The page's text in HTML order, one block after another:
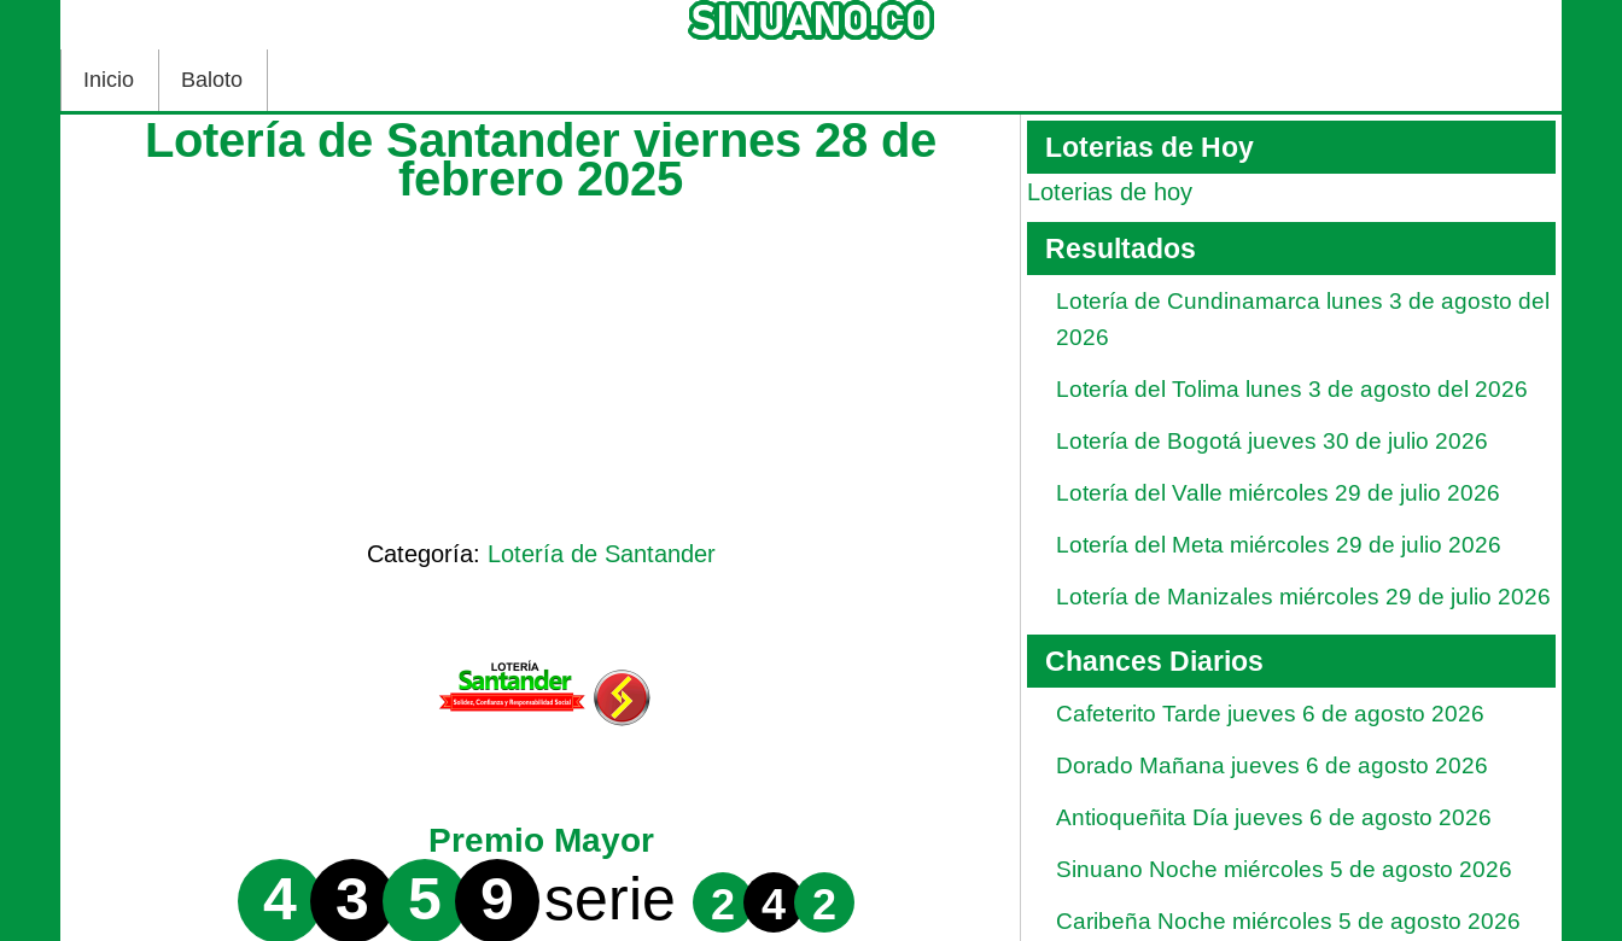
Inicio Baloto
Lotería de Santander viernes 28 de
febrero 2025
Categoría: Lotería de Santander
Premio Mayor
4 3 5 9 serie 2 4 2
Loterias de Hoy
Loterias de hoy
Resultados
Lotería de Cundinamarca lunes 3 de agosto del
2026
Lotería del Tolima lunes 3 de agosto del 2026
Lotería de Bogotá jueves 30 de julio 2026
Lotería del Valle miércoles 29 de julio 2026
Lotería del Meta miércoles 29 de julio 2026
Lotería de Manizales miércoles 29 de julio 2026
Chances Diarios
Cafeterito Tarde jueves 6 de agosto 2026
Dorado Mañana jueves 6 de agosto 2026
Antioqueñita Día jueves 6 de agosto 2026
Sinuano Noche miércoles 5 de agosto 2026
Caribeña Noche miércoles 5 de agosto 2026